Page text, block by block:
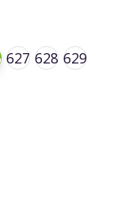
627 628 629